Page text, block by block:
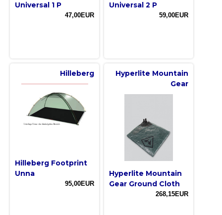
Universal 1 P
47,00EUR
Universal 2 P
59,00EUR
Hilleberg
Hilleberg Footprint
Unna
95,00EUR
Hyperlite Mountain
Gear
Hyperlite Mountain
Gear Ground Cloth
268,15EUR